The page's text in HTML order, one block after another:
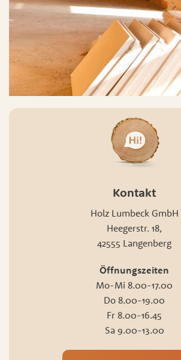
Kontakt
Holz Lumbeck GmbH
Heegerstr. 18,
42555 Langenberg
Öffnungszeiten
Mo-Mi 8.00-17.00
Do 8.00-19.00
Fr 8.00-16.45
Sa 9.00-13.00